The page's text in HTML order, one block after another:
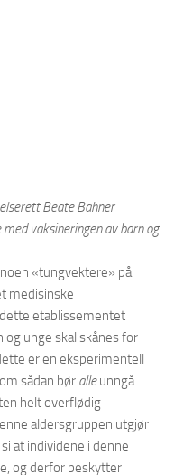
Beate Bahner
vaksineringen av barn og
«tungvektere» på
medisinske
etablissementet
unge skal skånes for
er en eksperimentell
sådan bør alleunngå
helt overflødig i
aldersgruppen utgjør
at individene i denne
og derfor beskytter